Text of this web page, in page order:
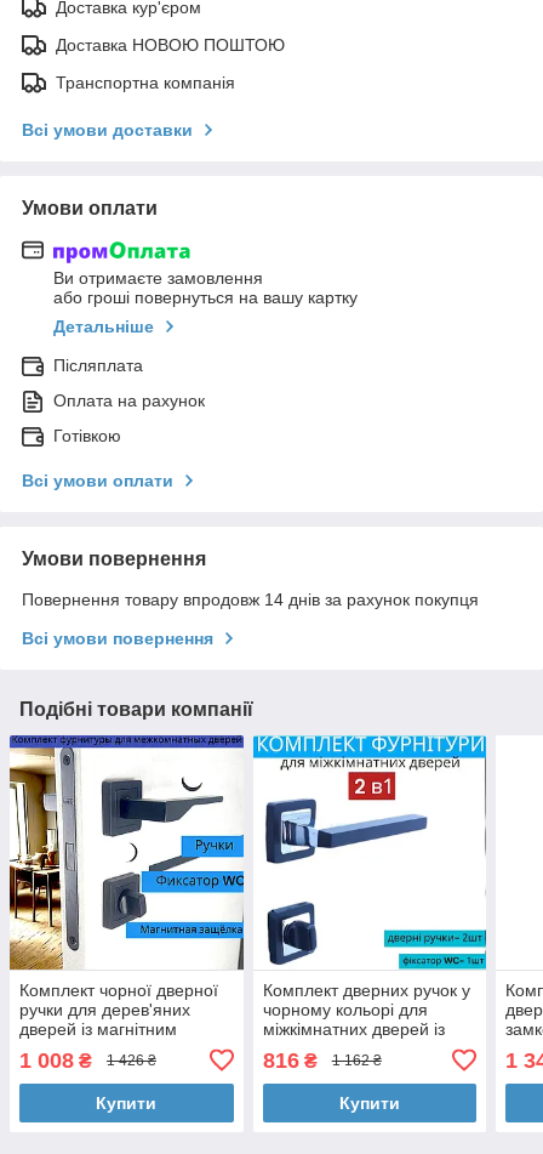
Доставка кур'єром
Доставка НОВОЮ ПОШТОЮ
Транспортна компанія
Всі умови доставки
Умови оплати
Ви отримаєте замовлення
або гроші повернуться на вашу картку
Детальніше
Післяплата
Оплата на рахунок
Готівкою
Всі умови оплати
Умови повернення
Повернення товару впродовж 14 днів за рахунок покупця
Всі умови повернення
Подібні товари компанії
Комплект чорної дверної
ручки для дерев'яних
дверей із магнітним
замком і фіксатором WC
TRION ZERO AL-74 Black
1 008 ₴ 1 426 ₴
Купити
Комплект дверних ручок у
чорному кольорі для
міжкімнатних дверей із
DANZA Z-74 MB/CP (black
816₴ 1 162 ₴
Купити
1